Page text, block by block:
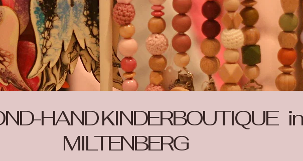
HAND KINDERBOUTIQUE in
MILTENBERG